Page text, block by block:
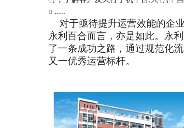
u ......
对于亟待提升运营效能的企
永利百合而言，亦是如此。永
了一条成功之路，通过规范化
又一优秀运营标杆。